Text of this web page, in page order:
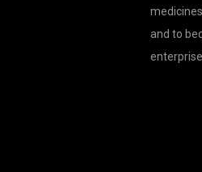
and to